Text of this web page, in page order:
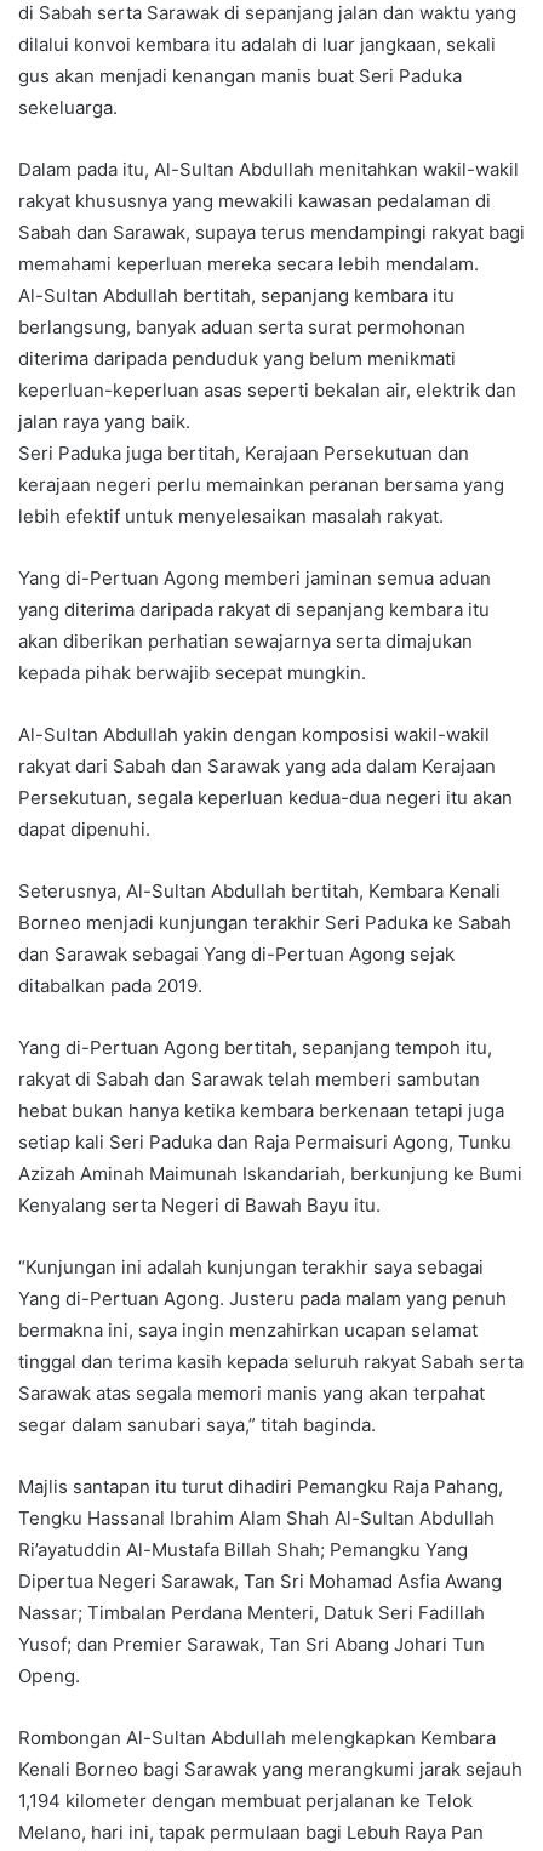
di Sabah serta Sarawak di sepanjang jalan dan waktu yang
dilalui konvoi kembara itu adalah di luar jangkaan, sekali
gus akan menjadi kenangan manis buat Seri Paduka
sekeluarga.
Dalam pada itu, Al-Sultan Abdullah menitahkan wakil-wakil
rakyat khususnya yang mewakili kawasan pedalaman di
Sabah dan Sarawak, supaya terus mendampingi rakyat bagi
memahami keperluan mereka secara lebih mendalam.
Al-Sultan Abdullah bertitah, sepanjang kembara itu
berlangsung, banyak aduan serta surat permohonan
diterima daripada penduduk yang belum menikmati
keperluan-keperluan asas seperti bekalan air, elektrik dan
jalan raya yang baik.
Seri Paduka juga bertitah, Kerajaan Persekutuan dan
kerajaan negeri perlu memainkan peranan bersama yang
lebih efektif untuk menyelesaikan masalah rakyat.
Yang di-Pertuan Agong memberi jaminan semua aduan
yang diterima daripada rakyat di sepanjang kembara itu
akan diberikan perhatian sewajarnya serta dimajukan
kepada pihak berwajib secepat mungkin.
Al-Sultan Abdullah yakin dengan komposisi wakil-wakil
rakyat dari Sabah dan Sarawak yang ada dalam Kerajaan
Persekutuan, segala keperluan kedua-dua negeri itu akan
dapat dipenuhi.
Seterusnya, Al-Sultan Abdullah bertitah, Kembara Kenali
Borneo menjadi kunjungan terakhir Seri Paduka ke Sabah
dan Sarawak sebagai Yang di-Pertuan Agong sejak
ditabalkan pada 2019.
Yang di-Pertuan Agong bertitah, sepanjang tempoh itu,
rakyat di Sabah dan Sarawak telah memberi sambutan
hebat bukan hanya ketika kembara berkenaan tetapi juga
setiap kali Seri Paduka dan Raja Permaisuri Agong, Tunku
Azizah Aminah Maimunah Iskandariah, berkunjung ke Bumi
Kenyalang serta Negeri di Bawah Bayu itu.
“Kunjungan ini adalah kunjungan terakhir saya sebagai
Yang di-Pertuan Agong. Justeru pada malam yang penuh
bermakna ini, saya ingin menzahirkan ucapan selamat
tinggal dan terima kasih kepada seluruh rakyat Sabah serta
Sarawak atas segala memori manis yang akan terpahat
segar dalam sanubari saya,” titah baginda.
Majlis santapan itu turut dihadiri Pemangku Raja Pahang,
Tengku Hassanal Ibrahim Alam Shah Al-Sultan Abdullah
Ri’ayatuddin Al-Mustafa Billah Shah; Pemangku Yang
Dipertua Negeri Sarawak, Tan Sri Mohamad Asfia Awang
Nassar; Timbalan Perdana Menteri, Datuk Seri Fadillah
Yusof; dan Premier Sarawak, Tan Sri Abang Johari Tun
Openg.
Rombongan Al-Sultan Abdullah melengkapkan Kembara
Kenali Borneo bagi Sarawak yang merangkumi jarak sejauh
1,194 kilometer dengan membuat perjalanan ke Telok
Melano, hari ini, tapak permulaan bagi Lebuh Raya Pan